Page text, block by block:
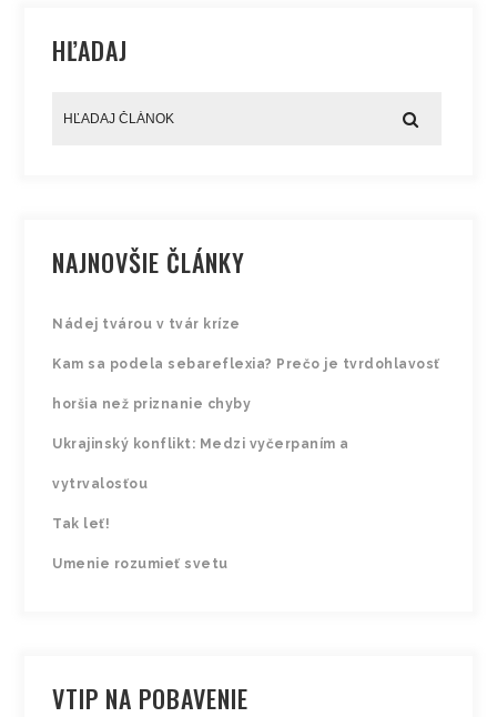
HĽADAJ
NAJNOVŠIE ČLÁNKY
Nádej tvárou v tvár kríze
Kam sa podela sebareflexia? Prečo je tvrdohlavosť
horšia než priznanie chyby
Ukrajinský konflikt: Medzi vyčerpaním a
vytrvalosťou
Tak leť!
Umenie rozumieť svetu
VTIP NA POBAVENIE